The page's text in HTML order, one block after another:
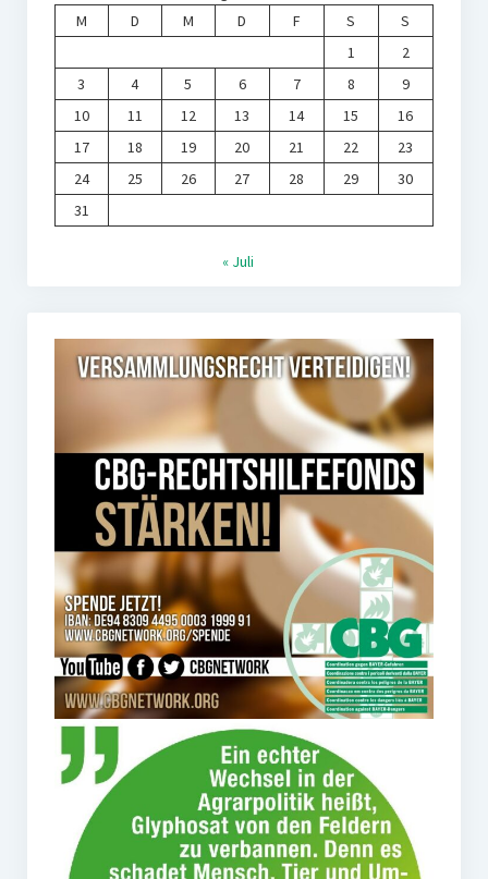
M
D M D F S
S
1
2
3
4 5 6 7 8
9
10
11 12 13 14 15
16
17
18 19 20 21 22
23
24
25 26 27 28 29
30
31
« Juli